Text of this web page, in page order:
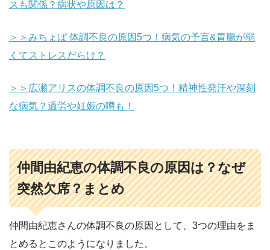
スも関係？病状や原因は？
＞＞みちょぱ 体調不良の原因5つ！病気の予言&胃腸が弱
くてストレスだらけ？
＞＞広瀬アリスの体調不良の原因5つ！精神性発汗や深刻
な病気？過労や妊娠の噂も！
仲間由紀恵の体調不良の原因は？なぜ
突然欠席？まとめ
仲間由紀恵さんの体調不良の原因として、3つの理由をま
とめるとこのようになりました。